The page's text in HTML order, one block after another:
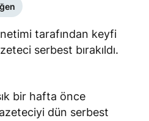
tarafından keyfi
serbest bırakıldı.
bir hafta önce
dün serbest